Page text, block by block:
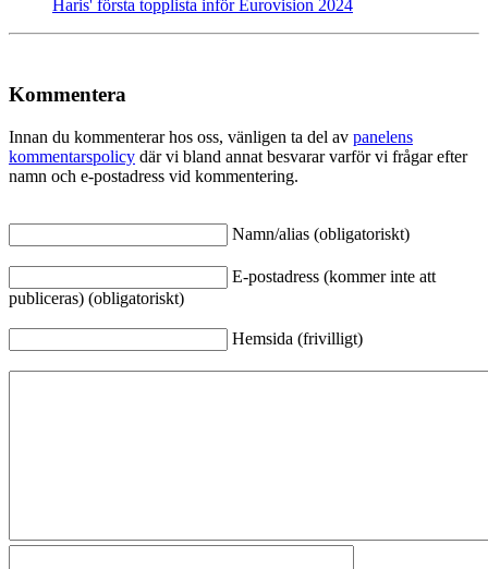
Haris' första topplista inför Eurovision 2024
Kommentera
Innan du kommenterar hos oss, vänligen ta del av panelens
kommentarspolicy där vi bland annat besvarar varför vi frågar efter
namn och e-postadress vid kommentering.
Namn/alias (obligatoriskt)
E-postadress (kommer inte att
publiceras) (obligatoriskt)
Hemsida (frivilligt)